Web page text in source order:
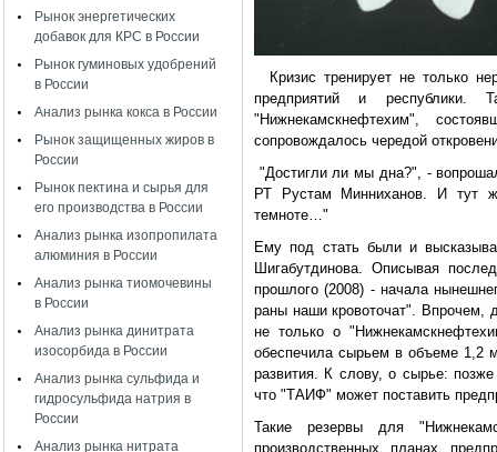
Рынок энергетических
добавок для КРС в России
Рынок гуминовых удобрений
в России
Анализ рынка кокса в России
Рынок защищенных жиров в
России
Рынок пектина и сырья для
его производства в России
Анализ рынка изопропилата
алюминия в России
Анализ рынка тиомочевины
в России
Анализ рынка динитрата
изосорбида в России
Анализ рынка сульфида и
гидросульфида натрия в
России
Анализ рынка нитрата
Кризис тренирует не только
предприятий и республики.
"Нижнекамскнефтехим",
сопровождалось чередой
"Достигли ли мы дна?", -
РТ Рустам Минниханов. И тут
темноте…"
Ему под стать были и
Шигабутдинова. Описывая
прошлого (2008) - начала
раны наши кровоточат". Впрочем,
не только о
обеспечила сырьем в объеме 1,2
развития. К слову, о сырье:
что "ТАИФ" может поставить
Такие резервы для
производственных планах